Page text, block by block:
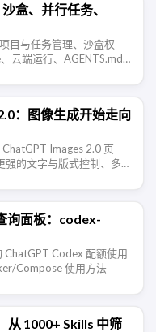
盒、并行任务、
目与任务管理、沙盒权
云端运行、AGENTS.md、
：图像生成开始走向
Images 2.0 页
的文字与版式控制、多语
“出 …
询面板：codex-
Codex 配额使用
Compose 使用方法
从 1000+ Skills 中筛